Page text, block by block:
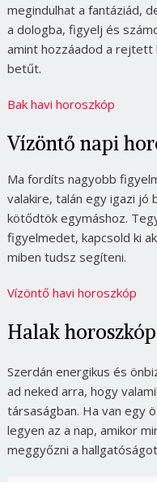
megindulhat a fantáziád,
a dologba, figyelj és
amint hozzáadod a
betűt.
Bak havi horoszkóp
Vízöntő napi
Ma fordíts nagyobb
valakire, talán egy igazi jó
kötődtök egymáshoz.
figyelmedet, kapcsold ki
miben tudsz segíteni.
Vízöntő havi horoszkóp
Halak
Szerdán energikus és
ad neked arra, hogy
társaságban. Ha van egy
legyen az a nap, amikor
meggyőzni a